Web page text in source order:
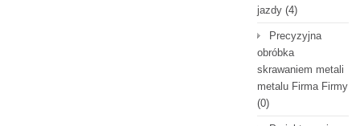
jazdy (4)
Precyzyjna
obróbka
skrawaniem metali
metalu Firma Firmy
(0)